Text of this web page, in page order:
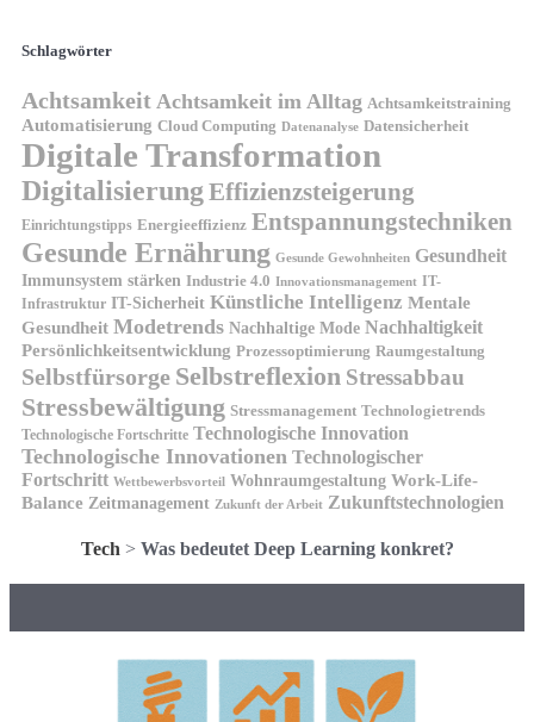
Schlagwörter
Achtsamkeit Achtsamkeit im Alltag Achtsamkeitstraining
Automatisierung Cloud Computing Datenanalyse Datensicherheit
Digitale Transformation
Digitalisierung Effizienzsteigerung
Einrichtungstipps Energieeffizienz Entspannungstechniken
Gesunde Ernährung Gesunde Gewohnheiten Gesundheit
Immunsystem stärken Industrie 4.0 Innovationsmanagement IT-
Infrastruktur IT-Sicherheit Künstliche Intelligenz Mentale
Gesundheit Modetrends Nachhaltige Mode Nachhaltigkeit
Persönlichkeitsentwicklung Prozessoptimierung Raumgestaltung
Selbstfürsorge Selbstreflexion Stressabbau
Stressbewältigung Stressmanagement Technologietrends
Technologische Fortschritte Technologische Innovation
Technologische Innovationen Technologischer
Fortschritt Wettbewerbsvorteil Wohnraumgestaltung Work-Life-
Balance Zeitmanagement Zukunft der Arbeit Zukunftstechnologien
Tech > Was bedeutet Deep Learning konkret?